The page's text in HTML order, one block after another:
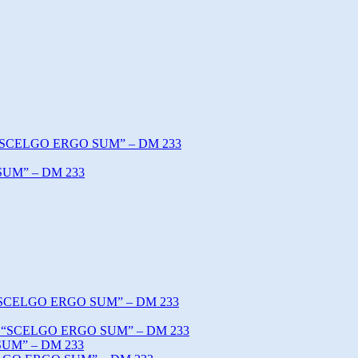
ERGO SUM” – DM 233
– DM 233
ERGO SUM” – DM 233
ERGO SUM” – DM 233
– DM 233